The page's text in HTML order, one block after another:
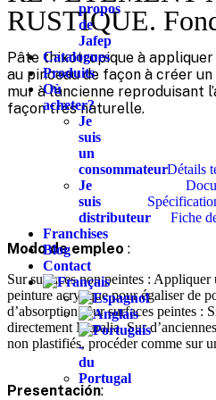
propos
de
Jafep
Catalogues
Produits
Où
acheter?
Je
suis
un
consommateur
Je
suis
distributeur
Franchises
Blog
Contact
RUSTIQUE.
Pâte thixotropique à
au pinceau de façon à créer un
mur à l’ancienne reproduisant
façon très naturelle.
Détails
Fiche
Modo de empleo :
Sur surfaces non peintes : Appliquer
peinture acrylique pour égaliser de
d’absorption. Sur surfaces peintes :
directement Muralia. Sur
non plastifiés, procéder comme sur
Presentación: